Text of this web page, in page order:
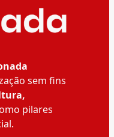
sem fins
pilares